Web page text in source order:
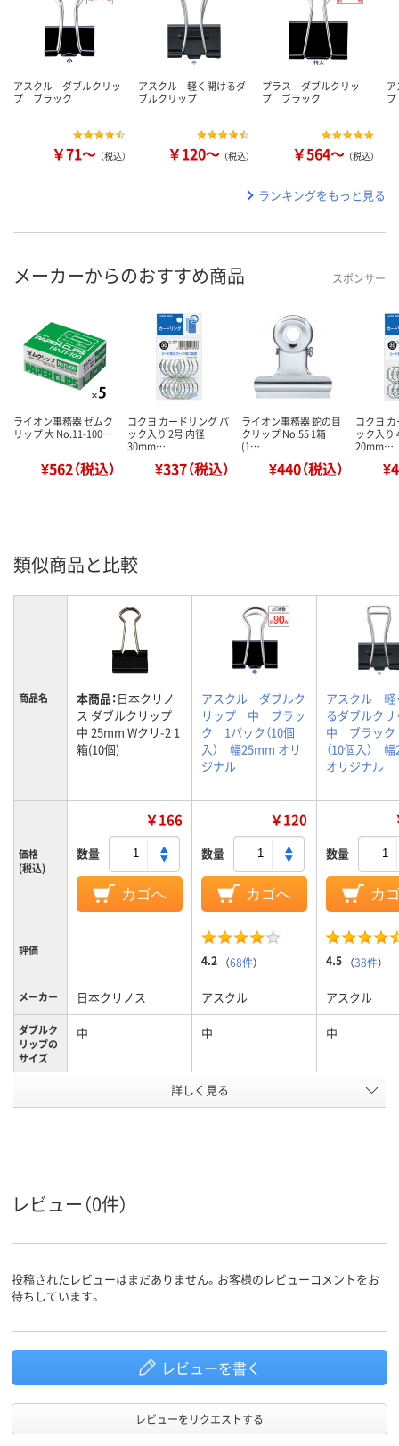
アスクル ダブルクリッ
プ ブラック
￥71～ （税込）
アスクル 軽く開けるダ
ブルクリップ
￥120～ （税込）
プラス ダブルクリッ
プ ブラック
￥564～ （税込）
ランキングをもっと見る
メーカーからのおすすめ商品 スポンサー
ライオン事務器 ゼムク
リップ 大 No.11-100…
¥562（税込）
コクヨ カードリング パ
ック入り 2号 内径
30mm…
¥337（税込）
ライオン事務器 蛇の目
クリップ No.55 1箱
(1…
¥440（税込）
コクヨ
ック入り
20mm…
類似商品と比較
商品名 本商品：日本クリノ
ス ダブルクリップ
中 25mm Wクリ-2 1
箱(10個)
アスクル ダブルク
リップ 中 ブラッ
ク 1パック（10個
入） 幅25mm オリ
ジナル
アスクル 軽
るダブルク
中 ブラッ
（10個入）
オリジナル
価格
(税込)
￥166
数量
カゴへ
￥120
数量
カゴへ
数量
カ
評価
4.2 （68件） 4.5 （38件）
メーカー 日本クリノス アスクル アスクル
ダブルク
リップの
サイズ
中 中 中
中
商品環境
スコア
40 60
詳しく見る
レビュー（0件）
投稿されたレビューはまだありません。お客様のレビューコメントをお
待ちしています。
レビューを書く
レビューをリクエストする